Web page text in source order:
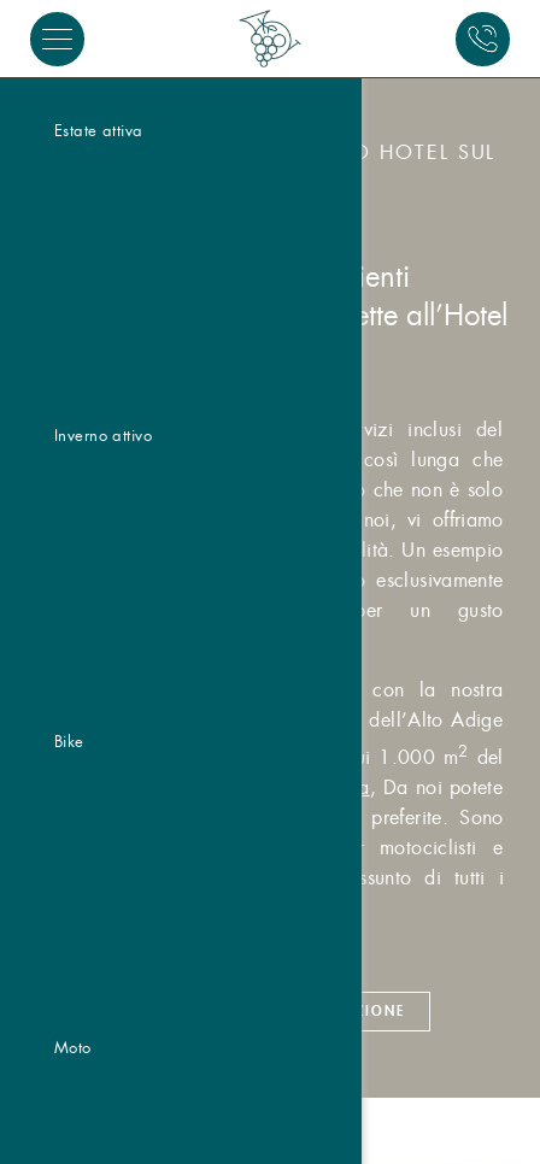
Estate attiva
Inverno attivo
Bike
Moto
SERVIZI INCLUSI DEL NOSTRO HOTEL SUL
Scoprite gli ingredienti
per le vostre vacanze perfette all’Hotel
Dove cominciare? La lista dei servizi inclusi del
nostro Hotel sul Lago di Resia è così lunga che
rimaniamo stupiti anche noi. Ma visto che non è solo
il numero di servizi che conta per noi, vi offriamo
anche sempre servizi di altissima qualità. Un esempio
è la nostra cucina in cui lavoriamo esclusivamente
– per un gusto
Assaggiate i nostri piatti deliziosi con la nostra
benessere. Lo spirito dell’Alto Adige
e della Val Venosta si sente anche sui 1.000 m2
del
SPA Vivana , Da noi potete
rilassarvi e staccare la spina come preferite. Sono
anche inclusi numerosi servizi per motociclisti e
alpinisti. In seguito, trovate un riassunto di tutti i
INFORMAZIONI DI PRENOTAZIONE